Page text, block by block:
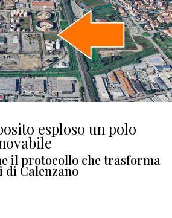
esploso un polo
il protocollo che trasforma
Calenzano